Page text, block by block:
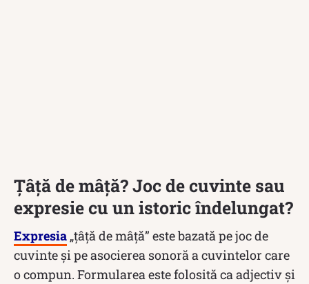
Țâță de mâță? Joc de cuvinte sau
expresie cu un istoric îndelungat?
Expresia „țâță de mâță” este bazată pe joc de
cuvinte şi pe asocierea sonoră a cuvintelor care
o compun. Formularea este folosită ca adjectiv şi